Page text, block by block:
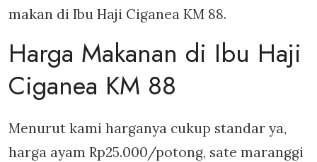
makan di Ibu Haji Ciganea KM 88.
Harga Makanan di Ibu Haji
Ciganea KM 88
Menurut kami harganya cukup standar ya,
harga ayam Rp25.000/potong, sate maranggi